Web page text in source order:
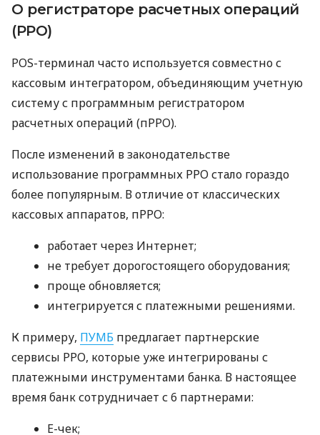
О регистраторе расчетных операций
(РРО)
POS-терминал часто используется совместно с
кассовым интегратором, объединяющим учетную
систему с программным регистратором
расчетных операций (пРРО).
После изменений в законодательстве
использование программных РРО стало гораздо
более популярным. В отличие от классических
кассовых аппаратов, пРРО:
работает через Интернет;
не требует дорогостоящего оборудования;
проще обновляется;
интегрируется с платежными решениями.
К примеру, ПУМБ предлагает партнерские
сервисы РРО, которые уже интегрированы с
платежными инструментами банка. В настоящее
время банк сотрудничает с 6 партнерами:
E-чек;